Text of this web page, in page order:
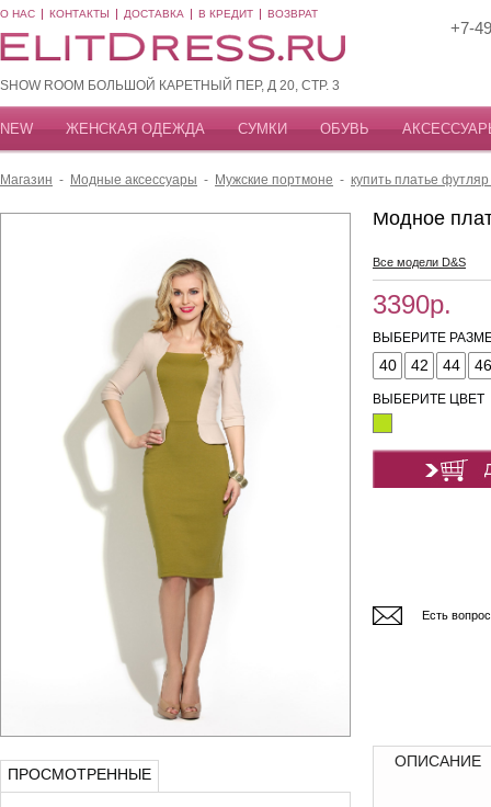
О НАС КОНТАКТЫ ДОСТАВКА В КРЕДИТ ВОЗВРАТ
SHOW ROOM БОЛЬШОЙ КАРЕТНЫЙ ПЕР, Д 20, СТР. 3
+7-
NEW ЖЕНСКАЯ ОДЕЖДА СУМКИ ОБУВЬ
Магазин - Модные аксессуары - Мужские портмоне - купить платье
ПРОСМОТРЕННЫЕ
Модное
Все модели D&S
3390р.
ВЫБЕРИТЕ
40 42 44 46
ВЫБЕРИТЕ ЦВЕТ
Есть
ОПИСАНИЕ